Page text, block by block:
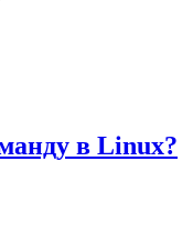
в Linux?